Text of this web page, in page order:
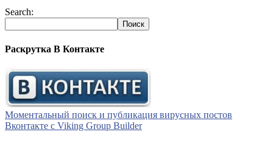
Search:
Раскрутка В Контакте
Моментальный поиск и публикация вирусных постов
Вконтакте с Viking Group Builder